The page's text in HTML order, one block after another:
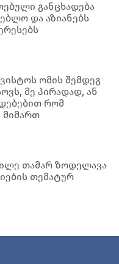
განცხადება
და აზიანებს
ომის შემდეგ
მე პირადად, ან
რომ
მიმართ
თამარ ზოდელავა
თემატურ